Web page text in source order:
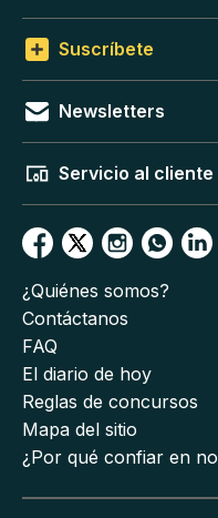
Suscríbete
Newsletters
Servicio al cliente
¿Quiénes somos?
Contáctanos
FAQ
El diario de hoy
Reglas de concursos
Mapa del sitio
¿Por qué confiar en